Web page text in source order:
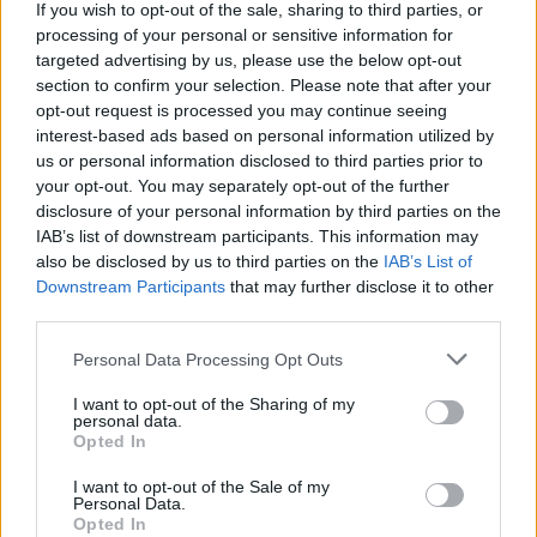
If you wish to opt-out of the sale, sharing to third parties, or
processing of your personal or sensitive information for
targeted advertising by us, please use the below opt-out
section to confirm your selection. Please note that after your
opt-out request is processed you may continue seeing
interest-based ads based on personal information utilized by
us or personal information disclosed to third parties prior to
your opt-out. You may separately opt-out of the further
disclosure of your personal information by third parties on the
IAB’s list of downstream participants. This information may
also be disclosed by us to third parties on the IAB’s List of
Downstream Participants that may further disclose it to other
Please note that this website/app uses one or more Google
not limited to your visit or usage behaviour. You may click to
grant or deny consent to Google and its third-party tags to
use your data for below specified purposes in below Google
consent section.
Personal Data Processing Opt Outs
I want to opt-out of the Sharing of my
personal data.
Opted In
I want to opt-out of the Sale of my
Personal Data.
Opted In
crucial. Podemos prever o preço do GLCH tanto no curto
quanto no longo prazo, mas as expectativas precisam ser
razoáveis ​​para cada um. A longo prazo, acreditamos que o
GLCH apreciará com base nos fundamentos do projeto
Glitch e no progresso que a equipe está fazendo em
relação aos objetivos e marcos do roadmap.
Usando a Análise Técnica, podemos prever qual pode ser o
preço do GLCH no curto prazo e calcular nossos tamanhos
outras técnicas, você pode fazer uma previsão de preço
informada sobre se o preço vai subir ou descer nos
próximos dias, semanas e meses.
O mercado de criptomoedas é extremamente volátil e